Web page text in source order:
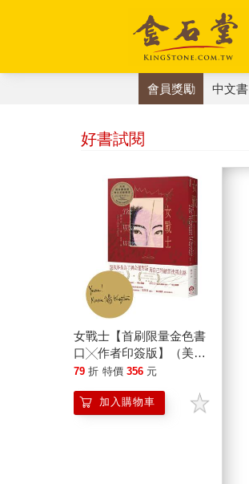
會員獎勵 中文書
好書試閱
女戰士【首刷限量金色書
口╳作者印簽版】（美國
國家圖書獎傑出貢獻獎章
名家湯亭亭生涯代表作）
79 折 特價 356 元
加入購物車